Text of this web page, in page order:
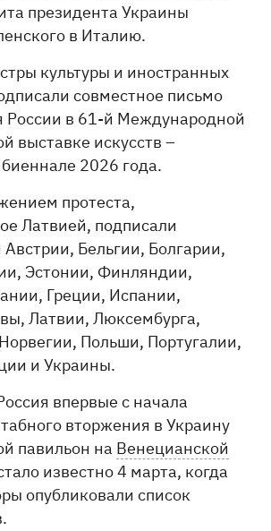
президента Украины
в Италию.
культуры и иностранных
совместное письмо
России в 61-й Международной
выставке искусств –
2026 года.
протеста,
Латвией, подписали
Австрии, Бельгии, Болгарии,
Эстонии, Финляндии,
Греции, Испании,
Латвии, Люксембурга,
Польши, Португалии,
и Украины.
впервые с начала
вторжения в Украину
павильон на Венецианской
известно 4 марта, когда
опубликовали список